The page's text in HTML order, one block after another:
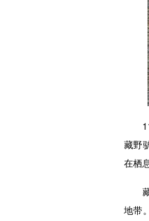
11
藏野
在栖
藏
地带